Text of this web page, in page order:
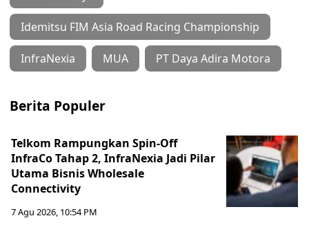
Idemitsu FIM Asia Road Racing Championship
InfraNexia MUA PT Daya Adira Motora
Berita Populer
Telkom Rampungkan Spin-Off
InfraCo Tahap 2, InfraNexia Jadi Pilar
Utama Bisnis Wholesale
Connectivity
7 Agu 2026, 10:54 PM